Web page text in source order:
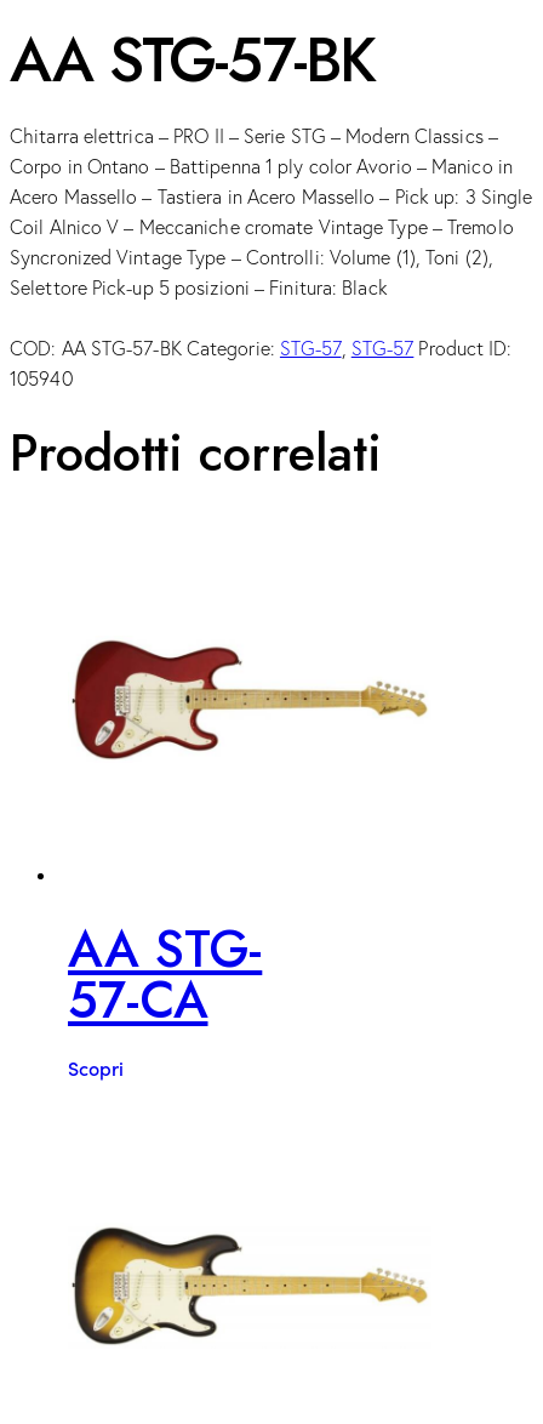
AA STG-57-BK
Chitarra elettrica – PRO II – Serie STG – Modern Classics –
Corpo in Ontano – Battipenna 1 ply color Avorio – Manico in
Acero Massello – Tastiera in Acero Massello – Pick up: 3 Single
Coil Alnico V – Meccaniche cromate Vintage Type – Tremolo
Syncronized Vintage Type – Controlli: Volume (1), Toni (2),
Selettore Pick-up 5 posizioni – Finitura: Black
COD: AA STG-57-BK Categorie: STG-57, STG-57 Product ID:
105940
Prodotti correlati
AA STG-
57-CA
Scopri